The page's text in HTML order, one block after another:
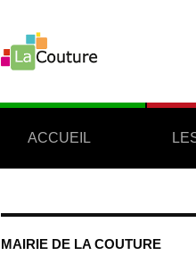
ACCUEIL
MAIRIE DE LA COUTURE